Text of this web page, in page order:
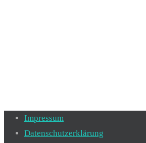
Impressum
Datenschutzerklärung